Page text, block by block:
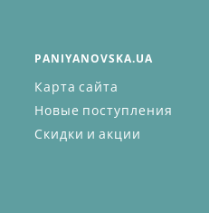
PANIYANOVSKA.UA
Карта сайта
Новые поступления
Скидки и акции